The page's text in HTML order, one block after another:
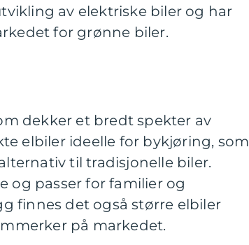
av elektriske biler og har
for grønne biler.
dekker et bredt spekter av
elbiler ideelle for bykjøring, som
til tradisjonelle biler.
og passer for familier og
finnes det også større elbiler
på markedet.